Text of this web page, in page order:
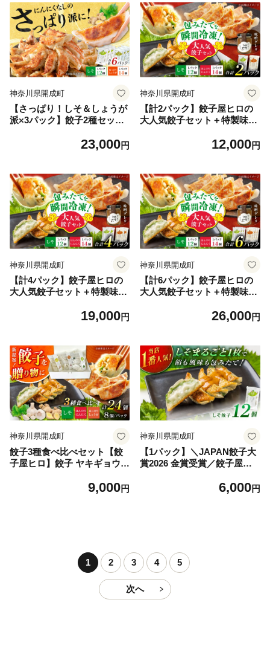
ーザ 点心 中華 中華料理 ぎょ
うざ ぎょーざ ギョウザ こだ
わり餃子 冷凍ぎょうざ ヤキ
ギョウザ 簡単調理 冷凍ギョ
ウザ ランキング 人気 開成町
惣菜 [BDAS008-4]
中華 中華料理 ぎょうざ ぎょ
ーざ ギョウザ こだわり餃子
点心 やきぎょうざ 冷凍ぎょ
うざ ヤキギョウザ 冷凍ぎょ
うざ 簡単調理 冷凍ギョウザ
冷凍ぎょうざ ランキング 人
気 開成町 惣菜 [BDAS008-5]
神奈川県開成町
【さっぱり！しそ＆しょうが
派×3パック】餃子2種セッ
ギョウザ 餃子 ギョーザ 餃子
ーザ 点心 中華 中華料理 ぎょ
うざ ぎょーざ ギョウザ こだ
わり餃子 点心 やきぎょうざ
冷凍ぎょうざ ヤキギョウザ
冷凍ぎょうざ 簡単調理 冷凍
ギョウザ 冷凍ぎょうざ ラン
キング 人気 開成町 惣菜 [BD
23,000円
神奈川県開成町
【計2パック】餃子屋ヒロの
大人気餃子セット＋特製味噌
餃子 ぎょうざ ギョーザ ギョ
おつまみ 名店 ご当地グルメ
神奈川県 開成町 [BDAS009-
1]
12,000円
神奈川県開成町
【計4パック】餃子屋ヒロの
大人気餃子セット＋特製味噌
餃子 ぎょうざ ギョーザ ギョ
おつまみ 名店 ご当地グルメ
神奈川県 開成町 [BDAS009-
2]
19,000円
神奈川県開成町
【計6パック】餃子屋ヒロの
大人気餃子セット＋特製味噌
餃子 ぎょうざ ギョーザ ギョ
おつまみ 名店 ご当地グルメ
神奈川県 開成町 [BDAS009-
3]
26,000円
神奈川県開成町
餃子3種食べ比べセット【餃
子屋ヒロ】餃子 ヤキギョウザ
点心 中華 餃子 ギョーザ 餃子
うざ 簡単調理 冷凍ギョウザ
ランキング 人気 開成町 惣菜
9,000円
神奈川県開成町
【1パック】＼JAPAN餃子大
賞2026 金賞受賞／餃子屋ヒ
ヒロ】国産 肉 餃子 ぎょうざ
6,000円
1 2 3 4 5
次へ